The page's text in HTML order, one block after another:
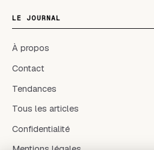
LE JOURNAL
À propos
Contact
Tendances
Tous les articles
Confidentialité